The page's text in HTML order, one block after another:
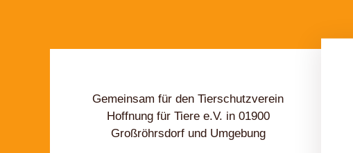
Gemeinsam für den Tierschutzverein
Hoffnung für Tiere e.V. in 01900
Großröhrsdorf und Umgebung